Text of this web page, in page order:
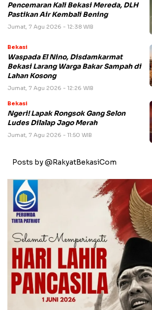
Pencemaran Kali Bekasi Mereda, DLH
Pastikan Air Kembali Bening
Jumat, 7 Agu 2026 - 12:38 WIB
Bekasi
Waspada El Nino, Disdamkarmat
Bekasi Larang Warga Bakar Sampah di
Lahan Kosong
Jumat, 7 Agu 2026 - 12:26 WIB
Bekasi
Ngeri! Lapak Rongsok Gang Selon
Ludes Dilalap Jago Merah
Jumat, 7 Agu 2026 - 11:50 WIB
Posts by @RakyatBekasiCom